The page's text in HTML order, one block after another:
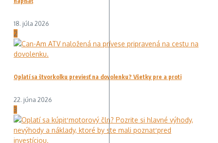
18. júla 2026
2
Oplatí sa štvorkolku previesť na dovolenku? Všetky pre a proti
22. júna 2026
3